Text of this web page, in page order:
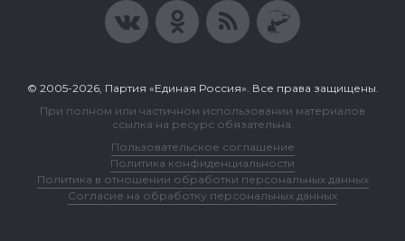
© 2005-2026, Партия «Единая Россия». Все права защищены.
При полном или частичном использовании материалов
ссылка на ресурс обязательна.
Пользовательское соглашение
Политика конфиденциальности
Политика в отношении обработки персональных данных
Согласие на обработку персональных данных